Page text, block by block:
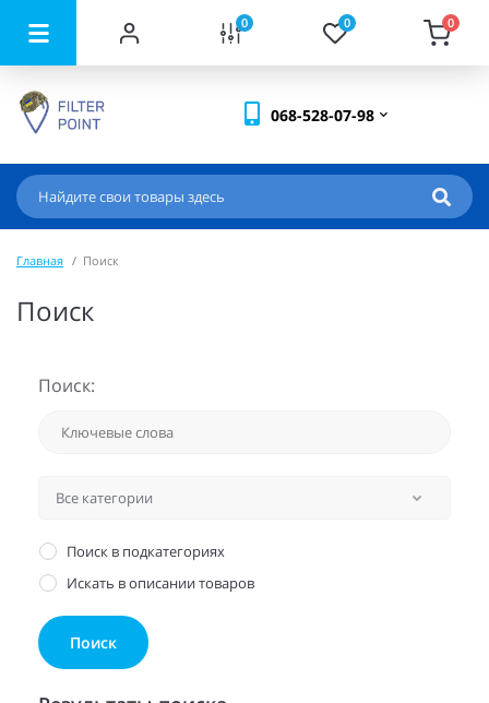
0 0 0
068-528-07-98
Главная Поиск
Поиск
Поиск:
Поиск в подкатегориях
Искать в описании товаров